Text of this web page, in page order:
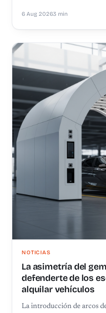
6 Aug 20263 min
NOTICIAS
La asimetría del
defenderte de los
alquilar vehículos
La introducción de arcos